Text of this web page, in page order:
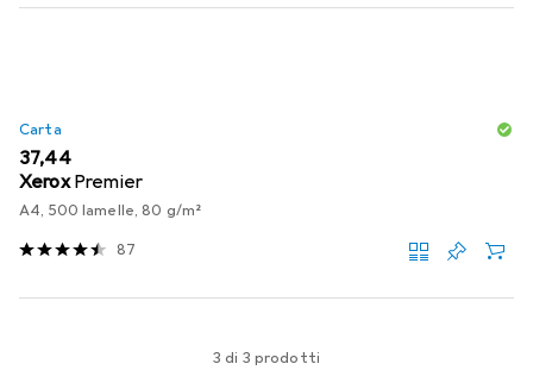
Carta
EUR
37,44
Xerox Premier
A4, 500 lamelle, 80 g/m²
87
3 di 3 prodotti